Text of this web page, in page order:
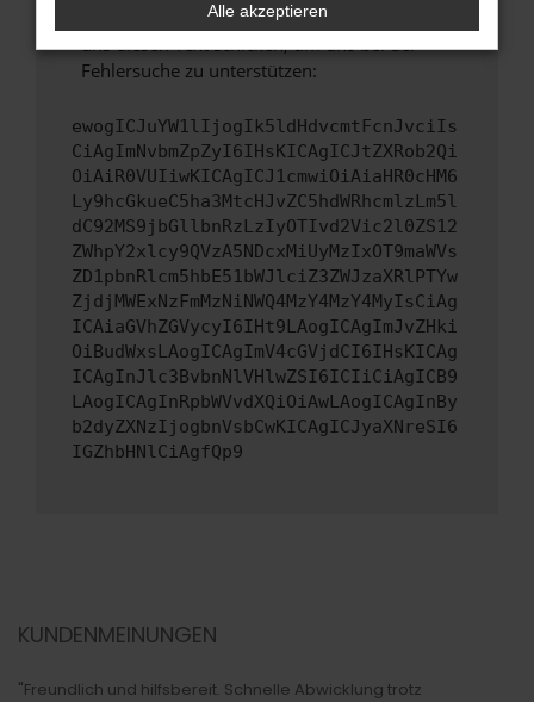
versuchen, das Problem zu beheben. Du kannst
uns diesen Text schicken, um uns bei der
Fehlersuche zu unterstützen:
ewogICJuYW1lIjogIk5ldHdvcmtFcnJvciIs
CiAgImNvbmZpZyI6IHsKICAgICJtZXRob2Qi
OiAiR0VUIiwKICAgICJ1cmwiOiAiaHR0cHM6
Ly9hcGkueC5ha3MtcHJvZC5hdWRhcmlzLm5l
dC92MS9jbGllbnRzLzIyOTIvd2Vic2l0ZS12
ZWhpY2xlcy9QVzA5NDcxMiUyMzIxOT9maWVs
ZD1pbnRlcm5hbE51bWJlciZ3ZWJzaXRlPTYw
ZjdjMWExNzFmMzNiNWQ4MzY4MzY4MyIsCiAg
ICAiaGVhZGVycyI6IHt9LAogICAgImJvZHki
OiBudWxsLAogICAgImV4cGVjdCI6IHsKICAg
ICAgInJlc3BvbnNlVHlwZSI6ICIiCiAgICB9
LAogICAgInRpbWVvdXQiOiAwLAogICAgInBy
b2dyZXNzIjogbnVsbCwKICAgICJyaXNreSI6
IGZhbHNlCiAgfQp9
KUNDENMEINUNGEN
"Freundlich und hilfsbereit. Schnelle Abwicklung trotz
Alle akzeptieren